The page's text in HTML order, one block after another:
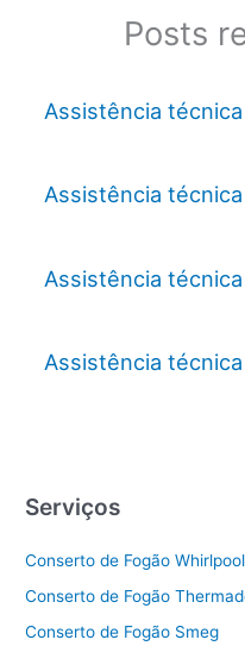
Posts
Assistência
Assistência
Assistência
Assistência
Serviços
Conserto de Fogão Whirlpool
Conserto de Fogão
Conserto de Fogão Smeg